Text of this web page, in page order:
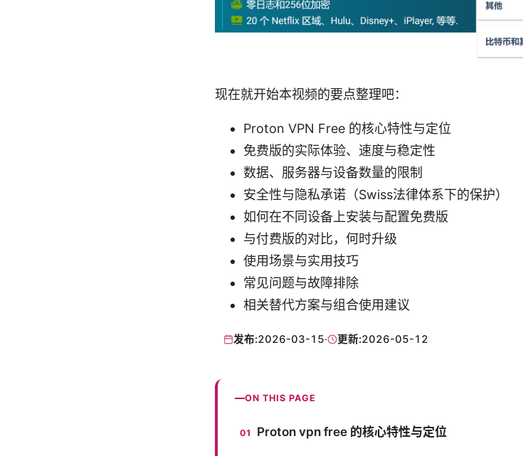
现在就开始本视频的要点整理吧：
Proton VPN Free 的核心特性与定位
免费版的实际体验、速度与稳定性
数据、服务器与设备数量的限制
安全性与隐私承诺（Swiss法律体系下的保护）
如何在不同设备上安装与配置免费版
与付费版的对比，何时升级
使用场景与实用技巧
常见问题与故障排除
相关替代方案与组合使用建议
发布:2026-03-15· 更新:2026-05-12
ON THIS PAGE
Proton vpn free 的核心特性与定位